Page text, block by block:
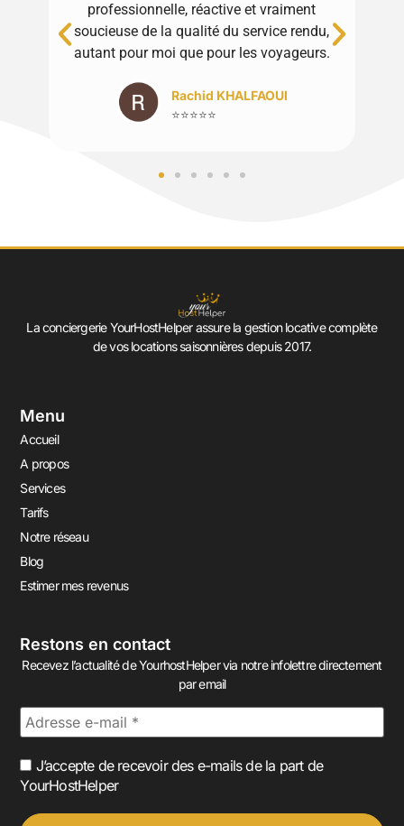
professionnelle, réactive et vraiment
soucieuse de la qualité du service rendu,
autant pour moi que pour les voyageurs.
Rachid KHALFAOUI
⭐⭐⭐⭐⭐
La conciergerie YourHostHelper assure la gestion locative complète
de vos locations saisonnières depuis 2017.
Menu
Accueil
A propos
Services
Tarifs
Notre réseau
Blog
Estimer mes revenus
Restons en contact
Recevez l’actualité de YourhostHelper via notre infolettre directement
par email
J’accepte de recevoir des e-mails de la part de
YourHostHelper